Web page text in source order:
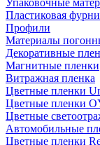
Пластиковая
Профили
Материалы
Декоративные
Магнитные пленки
Витражная пленка
Цветные пленки
Цветные пленки
Цветные
Автомобильные
Цветные пленки